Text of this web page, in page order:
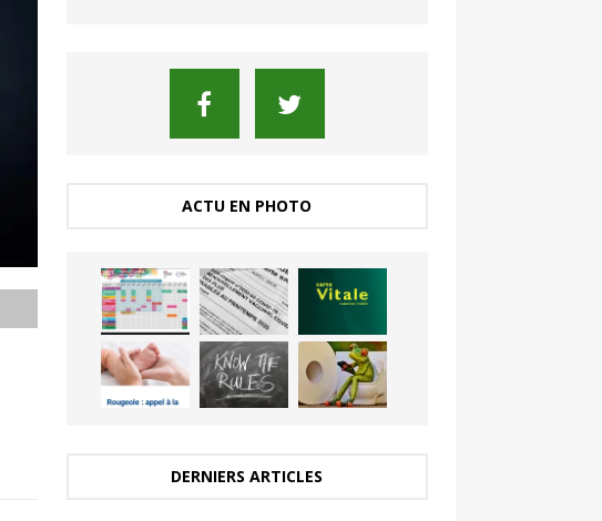
ACTU EN PHOTO
DERNIERS ARTICLES